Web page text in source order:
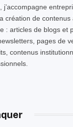
j’accompagne
création de contenus
: articles de blogs et
pages de
contenus